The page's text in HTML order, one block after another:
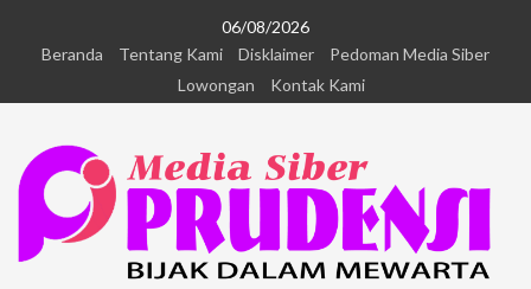
06/08/2026
Beranda
Tentang Kami Disklaimer
Pedoman Media Siber
Lowongan
Kontak Kami